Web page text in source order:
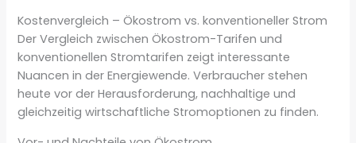
Kostenvergleich – Ökostrom vs. konventioneller Strom
Der Vergleich zwischen Ökostrom-Tarifen und
konventionellen Stromtarifen zeigt interessante
Nuancen in der Energiewende. Verbraucher stehen
heute vor der Herausforderung, nachhaltige und
gleichzeitig wirtschaftliche Stromoptionen zu finden.